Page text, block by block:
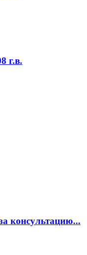
г.в.
консультацию...